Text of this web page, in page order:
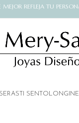
MEJOR REFLEJA TU
TI SENTO